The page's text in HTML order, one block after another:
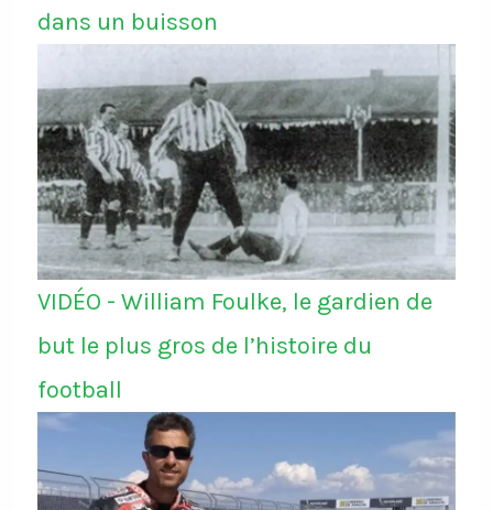
dans un buisson
VIDÉO - William Foulke, le gardien de
but le plus gros de l’histoire du
football